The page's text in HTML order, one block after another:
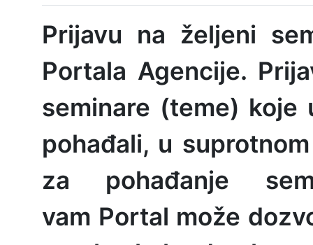
Prijavu na željeni
Portala Agencije.
seminare (teme) koje
pohađali, u
za pohađanje
vam Portal može